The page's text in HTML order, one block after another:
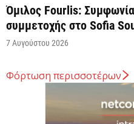
Όμιλος Fourlis:
συμμετοχής στο Sofia
7 Αυγούστου 2026
Σταύρος Καλαφάτης:
νέες θέσεις εργασίας
τελευταία επτά χρόνια...
Φόρτωση περισσοτέρων